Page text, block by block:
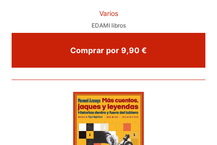
Varios
EDAMI libros
Comprar por 9,90 €